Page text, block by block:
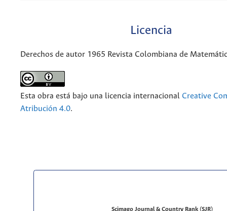
Licencia
Derechos de autor 1965 Revista Colombiana de
Esta obra está bajo una licencia internacional Creative
Atribución 4.0.
Scimago Journal & Country Rank (SJR)